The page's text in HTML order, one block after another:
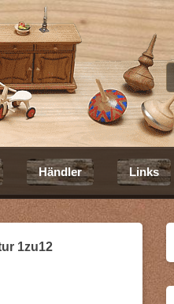
Händler Links
1zu12